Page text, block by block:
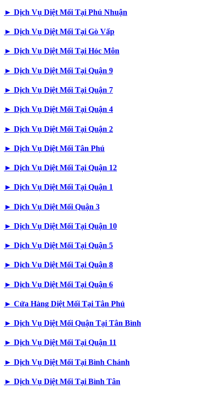
► Dịch Vụ Diệt Mối Tại Phú Nhuận
► Dịch Vụ Diệt Mối Tại Gò Vấp
► Dịch Vụ Diệt Mối Tại Hóc Môn
► Dịch Vụ Diệt Mối Tại Quận 9
► Dịch Vụ Diệt Mối Tại Quận 7
► Dịch Vụ Diệt Mối Tại Quận 4
► Dịch Vụ Diệt Mối Tại Quận 2
► Dịch Vụ Diệt Mối Tân Phú
► Dịch Vụ Diệt Mối Tại Quận 12
► Dịch Vụ Diệt Mối Tại Quận 1
► Dịch Vụ Diệt Mối Quận 3
► Dịch Vụ Diệt Mối Tại Quận 10
► Dịch Vụ Diệt Mối Tại Quận 5
► Dịch Vụ Diệt Mối Tại Quận 8
► Dịch Vụ Diệt Mối Tại Quận 6
► Cửa Hàng Diệt Mối Tại Tân Phú
► Dịch Vụ Diệt Mối Quận Tại Tân Bình
► Dịch Vụ Diệt Mối Tại Quận 11
► Dịch Vụ Diệt Mối Tại Bình Chánh
► Dịch Vụ Diệt Mối Tại Bình Tân